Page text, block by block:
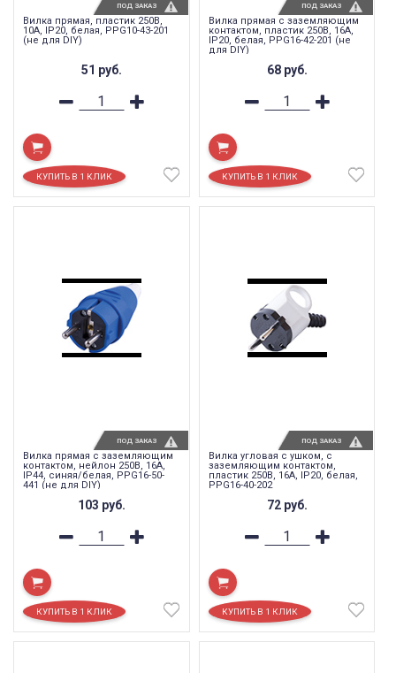
Вилка прямая, пластик 250В,
10A, IP20, белая, PPG10-43-201
(не для DIY)
51 руб.
ПОД ЗАКАЗ
Вилка прямая с заземляющим
контактом, пластик 250В, 16A,
IP20, белая, PPG16-42-201 (не
для DIY)
68 руб.
ПОД ЗАКАЗ
Вилка прямая с заземляющим
контактом, нейлон 250В, 16A,
IP44, синяя/белая, PPG16-50-
441 (не для DIY)
103 руб.
ПОД ЗАКАЗ
Вилка угловая с ушком, с
заземляющим контактом,
пластик 250В, 16A, IP20, белая,
PPG16-40-202
72 руб.
ПОД ЗАКАЗ